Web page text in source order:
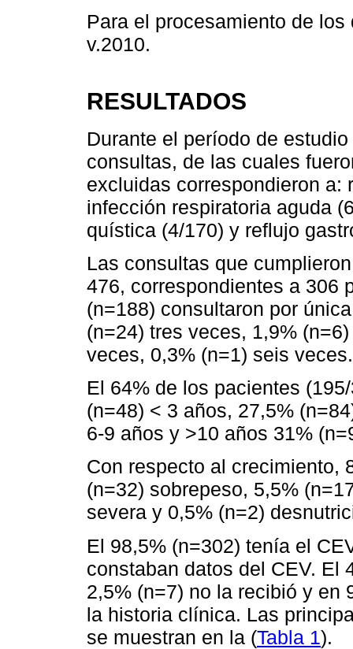
Para el procesamiento de
v.2010.
RESULTADOS
Durante el período de
consultas, de las cuales
excluidas correspondieron a:
infección respiratoria aguda
quística (4/170) y reflujo
Las consultas que
476, correspondientes a 306
(n=188) consultaron por
(n=24) tres veces, 1,9%
veces, 0,3% (n=1) seis veces.
El 64% de los pacientes
(n=48) < 3 años, 27,5%
6-9 años y >10 años 31%
Con respecto al crecimiento,
(n=32) sobrepeso, 5,5%
severa y 0,5% (n=2)
El 98,5% (n=302) tenía el
constaban datos del CEV. El
2,5% (n=7) no la recibió y en
la historia clínica. Las
se muestran en la (Tabla 1).